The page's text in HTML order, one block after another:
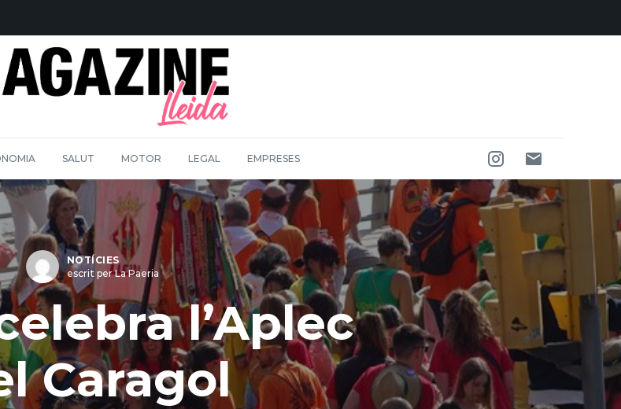
SALUT MOTOR LEGAL EMPRESES
NOTÍCIES
escrit per La Paeria
l’Aplec
Caragol